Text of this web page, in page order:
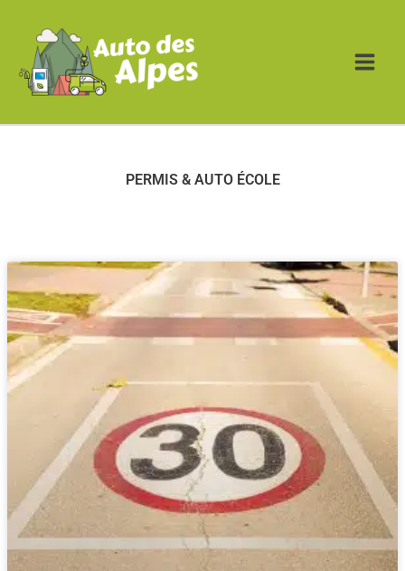
contenu
PERMIS & AUTO ÉCOLE